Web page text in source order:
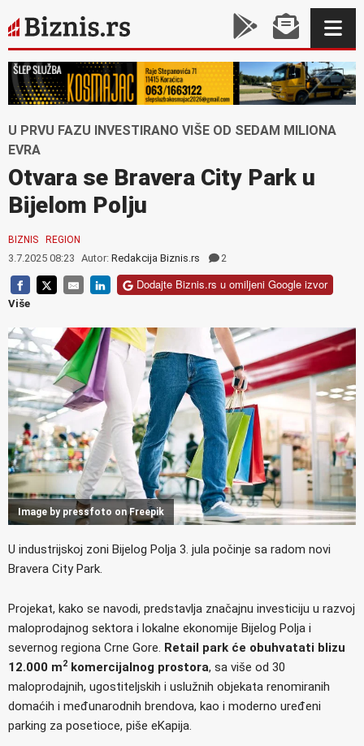
U PRVU FAZU INVESTIRANO VIŠE OD SEDAM MILIONA
EVRA
Otvara se Bravera City Park u
Bijelom Polju
BIZNIS REGION
3.7.2025 08:23 Autor: Redakcija Biznis.rs 2
Dodajte Biznis.rs u omiljeni Google izvor
Više
Image by pressfoto on Freepik
U industrijskoj zoni Bijelog Polja 3. jula počinje sa radom novi
Bravera City Park.
Projekat, kako se navodi, predstavlja značajnu investiciju u razvoj
maloprodajnog sektora i lokalne ekonomije Bijelog Polja i
severnog regiona Crne Gore. Retail park će obuhvatati blizu
12.000 m2 komercijalnog prostora, sa više od 30
maloprodajnih, ugostiteljskih i uslužnih objekata renomiranih
domaćih i međunarodnih brendova, kao i moderno uređeni
parking za posetioce, piše eKapija.